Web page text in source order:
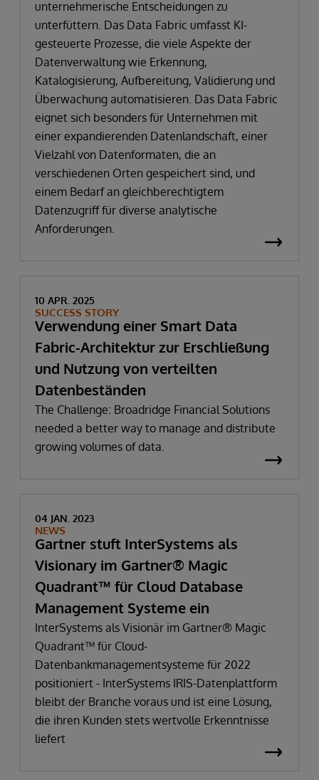
unternehmerische Entscheidungen zu
unterfüttern. Das Data Fabric umfasst KI-
gesteuerte Prozesse, die viele Aspekte der
Datenverwaltung wie Erkennung,
Katalogisierung, Aufbereitung, Validierung und
Überwachung automatisieren. Das Data Fabric
eignet sich besonders für Unternehmen mit
einer expandierenden Datenlandschaft, einer
Vielzahl von Datenformaten, die an
verschiedenen Orten gespeichert sind, und
einem Bedarf an gleichberechtigtem
Datenzugriff für diverse analytische
Anforderungen.
10 APR. 2025
SUCCESS STORY
Verwendung einer Smart Data
Fabric-Architektur zur Erschließung
und Nutzung von verteilten
Datenbeständen
The Challenge: Broadridge Financial Solutions
needed a better way to manage and distribute
growing volumes of data.
04 JAN. 2023
NEWS
Gartner stuft InterSystems als
Visionary im Gartner® Magic
Quadrant™ für Cloud Database
Management Systeme ein
InterSystems als Visionär im Gartner® Magic
Quadrant™ für Cloud-
Datenbankmanagementsysteme für 2022
positioniert - InterSystems IRIS-Datenplattform
bleibt der Branche voraus und ist eine Lösung,
die ihren Kunden stets wertvolle Erkenntnisse
liefert